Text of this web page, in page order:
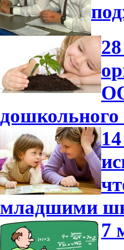
дошкольного
младшими
7